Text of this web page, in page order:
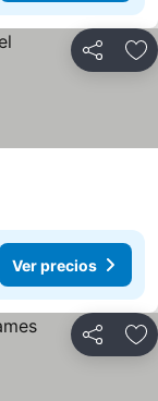
Compartir
Ver precios
Compartir